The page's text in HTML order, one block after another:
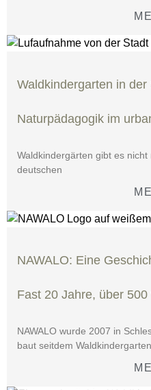
Waldkindergarten in der
Naturpädagogik im
Waldkindergärten gibt es
deutschen
NAWALO: Eine
Fast 20 Jahre, über
NAWALO wurde 2007 in
baut seitdem